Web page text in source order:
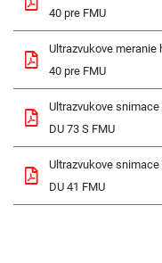
40 pre FMU
Ultrazvukove meranie
40 pre FMU
Ultrazvukove snimace
DU 73 S FMU
Ultrazvukove snimace
DU 41 FMU